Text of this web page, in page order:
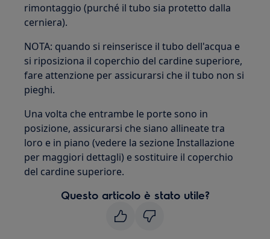
rimontaggio (purché il tubo sia protetto dalla
cerniera).
NOTA: quando si reinserisce il tubo dell'acqua e
si riposiziona il coperchio del cardine superiore,
fare attenzione per assicurarsi che il tubo non si
pieghi.
Una volta che entrambe le porte sono in
posizione, assicurarsi che siano allineate tra
loro e in piano (vedere la sezione Installazione
per maggiori dettagli) e sostituire il coperchio
del cardine superiore.
Questo articolo è stato utile?